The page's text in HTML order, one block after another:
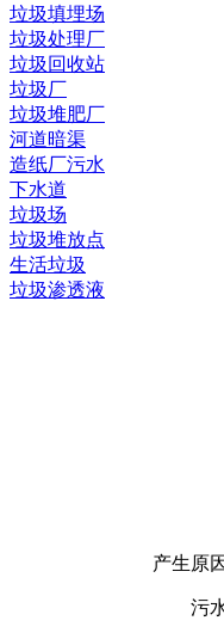
垃圾填埋场
垃圾处理厂
垃圾回收站
垃圾厂
垃圾堆肥厂
河道暗渠
造纸厂污水
下水道
垃圾场
垃圾堆放点
生活垃圾
垃圾渗透液
产生原因
污水